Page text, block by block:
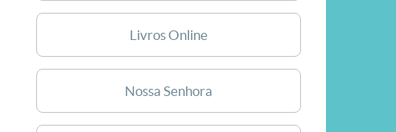
Livros Online
Nossa Senhora